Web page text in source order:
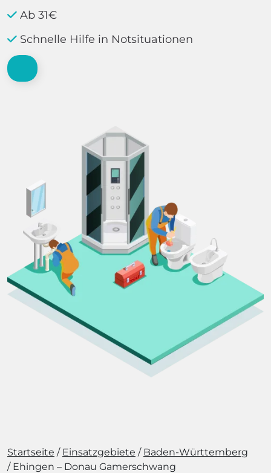
Ab 31€
Schnelle Hilfe in Notsituationen
Startseite Einsatzgebiete
Baden-Württemberg
Ehingen – Donau Gamerschwang